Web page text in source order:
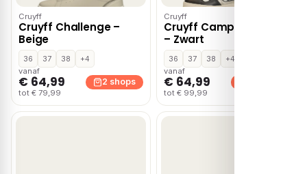
Cruyff
Cruyff Challenge –
Beige
36 37 38
+4
vanaf
€ 64,99
tot € 79,99
2 shops
Cruyff
Cruyff Campo High Lux
– Zwart
36 37 38
+4
vanaf
€ 64,99
tot € 99,99